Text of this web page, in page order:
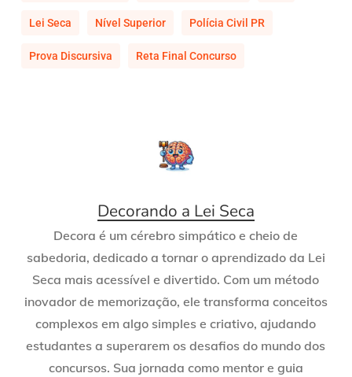
Lei Seca Nível Superior Polícia Civil PR
Prova Discursiva Reta Final Concurso
Decorando a Lei Seca
Decora é um cérebro simpático e cheio de
sabedoria, dedicado a tornar o aprendizado da Lei
Seca mais acessível e divertido. Com um método
inovador de memorização, ele transforma conceitos
complexos em algo simples e criativo, ajudando
estudantes a superarem os desafios do mundo dos
concursos. Sua jornada como mentor e guia